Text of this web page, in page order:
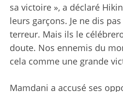
sa victoire », a déclaré
leurs garçons. Je ne dis
terreur. Mais ils le
doute. Nos ennemis du
cela comme une grande
Mamdani a accusé ses